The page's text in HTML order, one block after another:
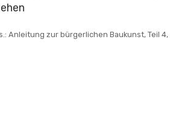
Anleitung zur bürgerlichen Baukunst, Teil 4,